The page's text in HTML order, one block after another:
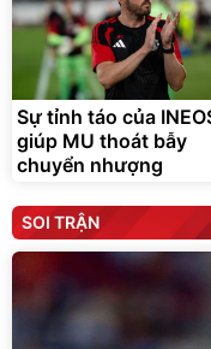
Sự tỉnh táo của
giúp MU thoát bẫy
chuyển nhượng
SOI TRẬN